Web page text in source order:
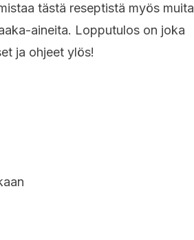
tästä reseptistä myös muita
aineita. Lopputulos on joka
ja ohjeet ylös!